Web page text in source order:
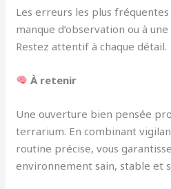
Les erreurs les plus
manque d’observation ou à
Restez attentif à chaque détail.
À retenir
Une ouverture bien pensée
terrarium. En combinant
routine précise, vous
environnement sain, stable et